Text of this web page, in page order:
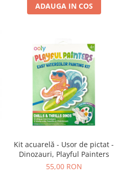
ADAUGA IN COS
Kit acuarelă - Usor de pictat -
Dinozauri, Playful Painters
55,00 RON